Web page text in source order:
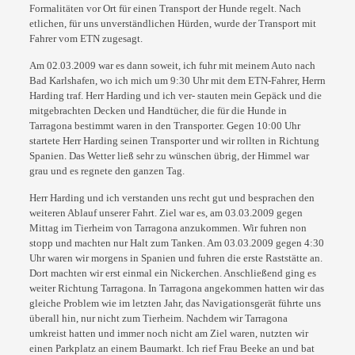
Formalitäten vor Ort für einen Transport der Hunde regelt. Nach
etlichen, für uns unverständlichen Hürden, wurde derTransport mit
Fahrer vom ETN zugesagt.
Am 02.03.2009 war es dann soweit, ich fuhr mit meinem Auto nach
Bad Karlshafen, wo ich mich um 9:30 Uhr mit dem ETN-Fahrer, Herrn
Harding traf. Herr Harding und ich ver- stauten mein Gepäck und die
mitgebrachten Decken und Handtücher, die für die Hunde in
Tarragona bestimmt waren in den Transporter. Gegen 10:00 Uhr
startete Herr Harding seinen Transporter und wir rollten in Richtung
Spanien. Das Wetter ließ sehr zu wünschen übrig, der Himmel war
grau und es regnete den ganzen Tag.
Herr Harding und ich verstanden uns recht gut und besprachen den
weiteren Ablauf unsererFahrt. Ziel war es, am 03.03.2009 gegen
Mittag im Tierheim von Tarragona anzukommen. Wirfuhren non
stopp und machten nur Halt zum Tanken. Am 03.03.2009 gegen 4:30
Uhr waren wir morgens in Spanien und fuhren die erste Raststätte an.
Dort machten wir erst einmal ein Nickerchen. Anschließend ging es
weiter Richtung Tarragona. In Tarragona angekommen hatten wir das
gleiche Problem wie im letzten Jahr, das Navigationsgerät führte uns
überall hin, nur nicht zum Tierheim. Nachdem wir Tarragona
umkreist hatten und immer noch nicht am Ziel waren, nutzten wir
einen Parkplatz an einem Baumarkt. Ich rief Frau Beeke an und bat